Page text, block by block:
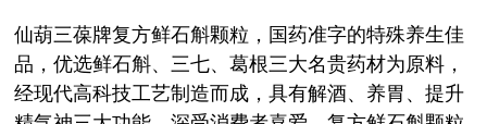
仙葫三葆牌复方鲜石斛颗粒，国药准字的特殊养生佳
品，优选鲜石斛、三七、葛根三大名贵药材为原料，
经现代高科技工艺制造而成，具有解酒、养胃、提升